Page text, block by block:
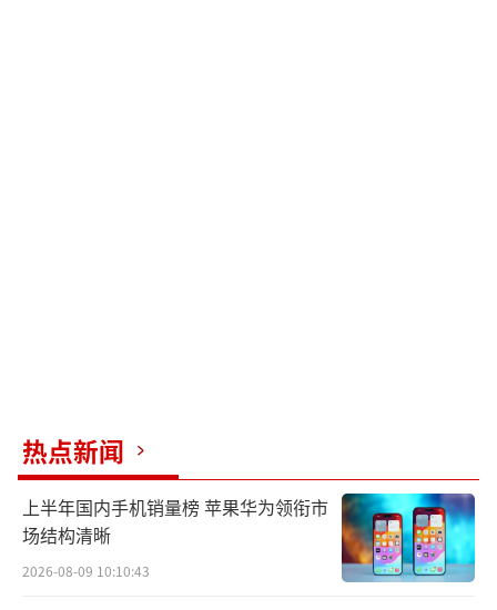
热点新闻
上半年国内手机销量榜 苹果华为领衔市
场结构清晰
2026-08-09 10:10:43